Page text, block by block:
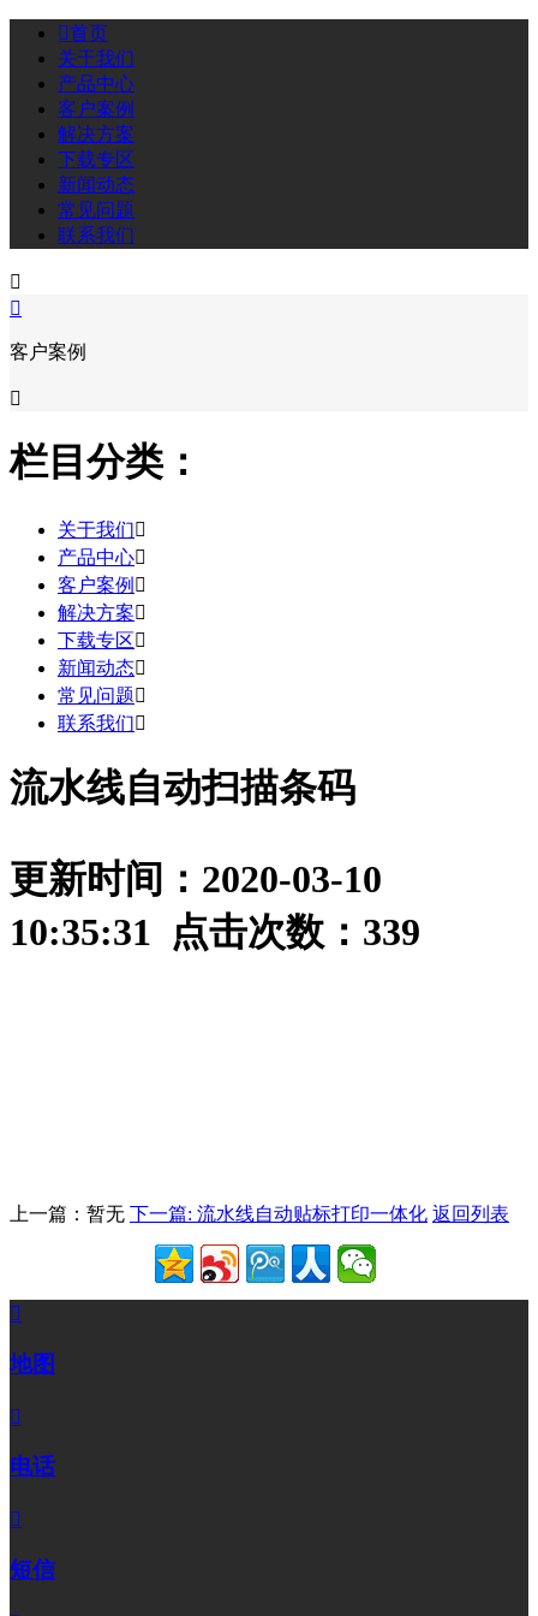
首页
关于我们
产品中心
客户案例
解决方案
下载专区
新闻动态
常见问题
联系我们


客户案例

栏目分类：
关于我们
产品中心
客户案例 
解决方案
下载专区
新闻动态
常见问题
联系我们
流水线自动扫描条码
更新时间：2020-03-10
10:35:31 点击次数： 339
上一篇：暂无 下一篇: 流水线自动贴标打印一体化 返回列表

地图

电话

短信